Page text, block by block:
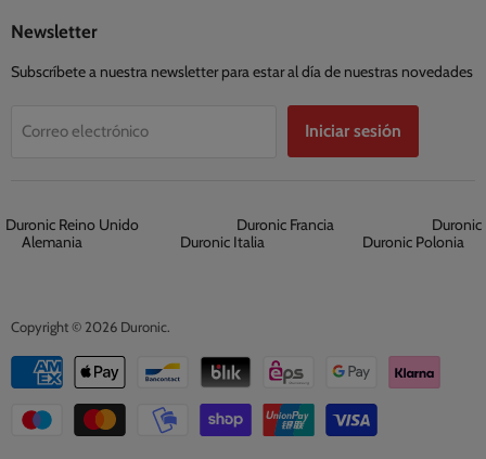
Newsletter
Subscríbete a nuestra newsletter para estar al día de nuestras novedades
Correo electrónico Iniciar sesión
Duronic Reino Unido Duronic Francia
Duronic
Alemania
Duronic Italia Duronic Polonia
Copyright © 2026 Duronic.